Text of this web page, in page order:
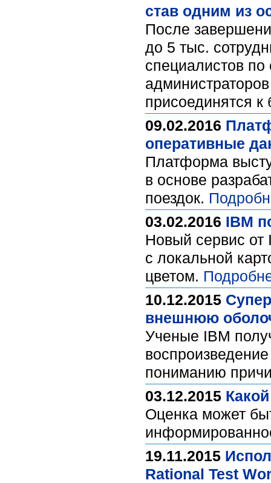
став одним из
После
до 5 тыс.
специалистов по
присоединятся
09.02.2016
оперативные
Платформа
в основе
поездок.
03.02.2016 IBM
Новый сервис от
с локальной
цветом.
10.12.2015
внешнюю
Ученые IBM
пониманию
03.12.2015
Оценка может
19.11.2015
Rational Test